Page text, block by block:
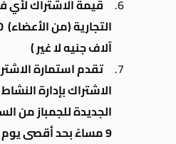
قيمة الاشتراك
آلاف جنيه لا غير )
تقدم استمارة
الاشتراك بإدارة
9 مساءً بحد أقصى